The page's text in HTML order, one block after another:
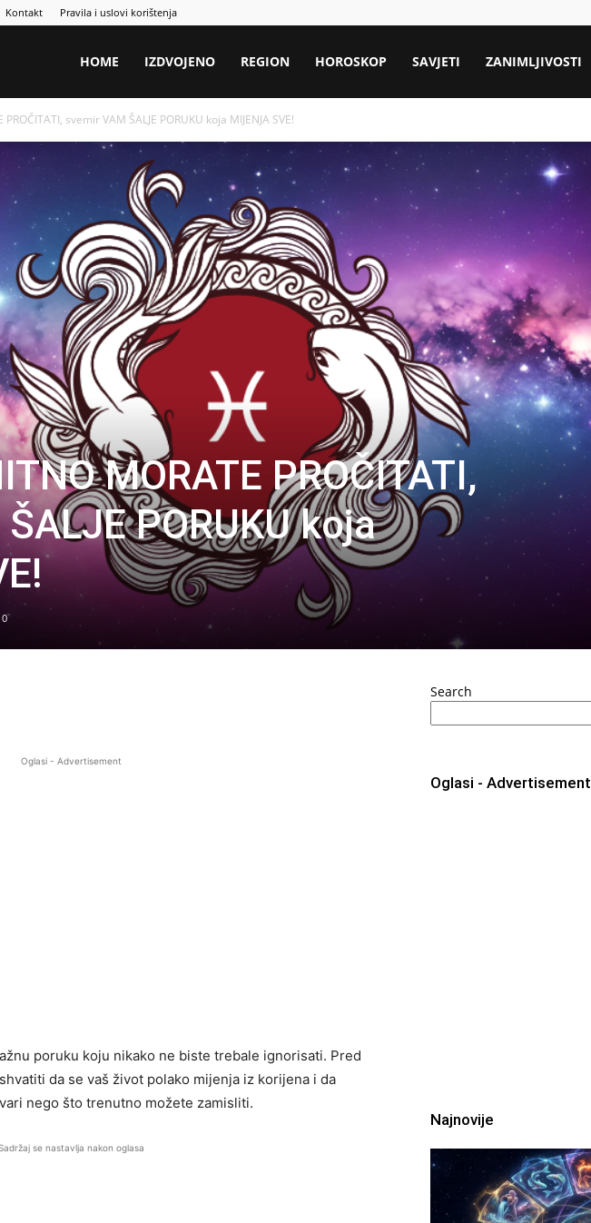
Kontakt Pravila i uslovi korištenja
HOME IZDVOJENO REGION HOROSKOP SAVJETI ZANIMLJIVOSTI
PROČITATI, svemir VAM ŠALJE PORUKU koja MIJENJA SVE!
MORATE PROČITATI,
PORUKU koja
0
Oglasi - Advertisement
poruku koju nikako ne biste trebale ignorisati. Pred
da se vaš život polako mijenja iz korijena i da
nego što trenutno možete zamisliti.
se nastavlja nakon oglasa
Search
Oglasi - Advertisement
Najnovije